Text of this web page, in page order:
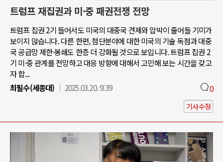
트럼프 재집권과 미·중 패권전쟁 전망
트럼프 집권 2기 들어서도 미국의 대중국 견제와 압박이 줄어들 기미가
보이지 않습니다. 다른 한편, 첨단분야에 대한 미국의 기술 독점과 대중
국 공급망 제한·봉쇄도 한층 더 강화될 것으로 보입니다. 트럼프 집권 2
기 미·중 관계를 전망하고 대응 방향에 대해서 고민해 보는 시간을 갖고
자 합...
최필수(세종대)
2025.03.20. 9:39 0
기사수정